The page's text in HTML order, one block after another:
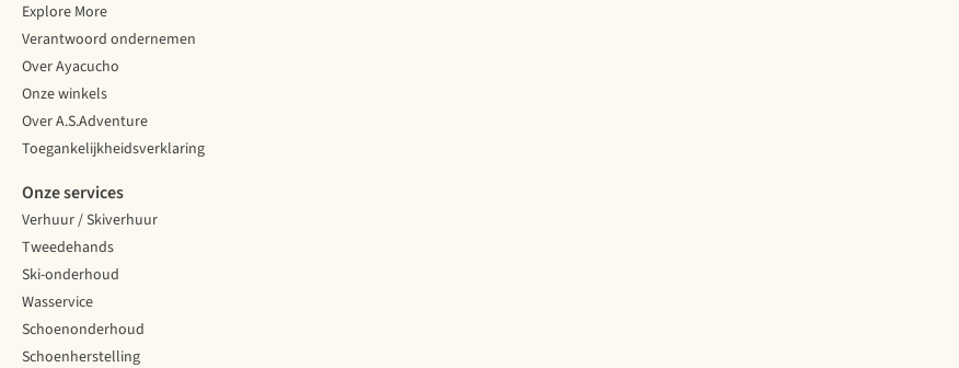
Explore More
Verantwoord ondernemen
Over Ayacucho
Onze winkels
Over A.S.Adventure
Toegankelijkheidsverklaring
Onze services
Verhuur / Skiverhuur
Tweedehands
Ski-onderhoud
Wasservice
Schoenonderhoud
Schoenherstelling